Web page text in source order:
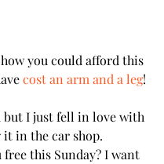
you could afford this
cost an arm and a leg!
but I just fell in love with
it in the car shop.
this Sunday? I want